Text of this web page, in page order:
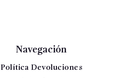
Navegación
Política Devoluciones